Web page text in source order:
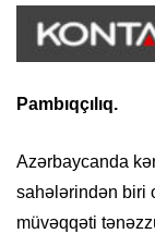
Pambıqçılıq.
Azərbaycanda
sahələrindən biri
müvəqqəti